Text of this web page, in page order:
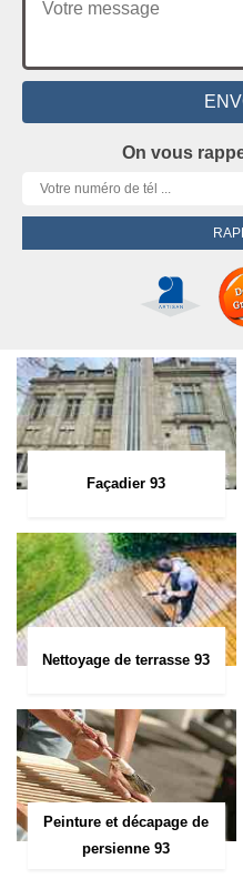
On vous
Façadier 93
Nettoyage de terrasse 93
Peinture et décapage de
persienne 93